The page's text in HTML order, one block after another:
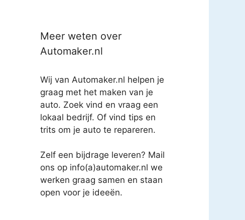
Meer weten over
Automaker.nl
Wij van Automaker.nl helpen je
graag met het maken van je
auto. Zoek vind en vraag een
lokaal bedrijf. Of vind tips en
trits om je auto te repareren.
Zelf een bijdrage leveren? Mail
ons op info(a)automaker.nl we
werken graag samen en staan
open voor je ideeën.